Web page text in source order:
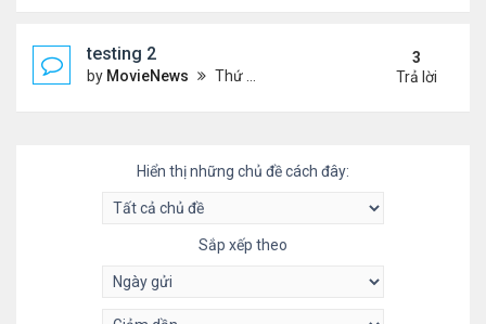
testing 2
by MovieNews Thứ 4 Tháng 10 14, 2020 10:16 pm
3
Trả lời
Hiển thị những chủ đề cách đây:
Sắp xếp theo